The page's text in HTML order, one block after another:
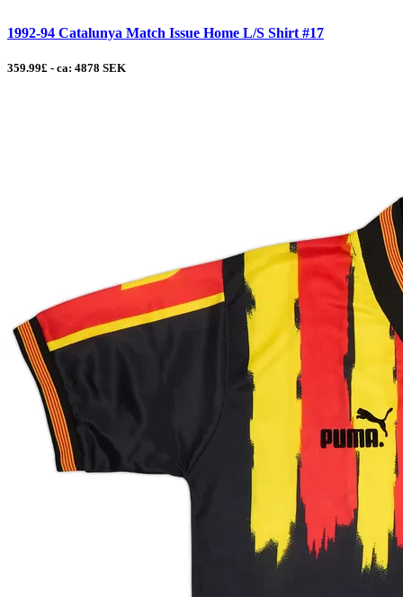
1992-94 Catalunya Match Issue Home L/S Shirt #17
359.99£ - ca: 4878 SEK